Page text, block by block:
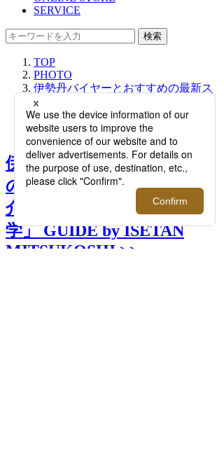
SERVICE
検索
TOP
PHOTO
伊勢丹バイヤーとおすすめの最新ス
ーツケースをご紹介！｜「大人の社
会科見学」 GUIDE by ISETAN
MITSUKOSHI
伊勢丹バイヤーとおすすめ
の最新スーツケースをご紹
介！｜「大人の社会科見
学」 GUIDE by ISETAN
MITSUKOSHI >>